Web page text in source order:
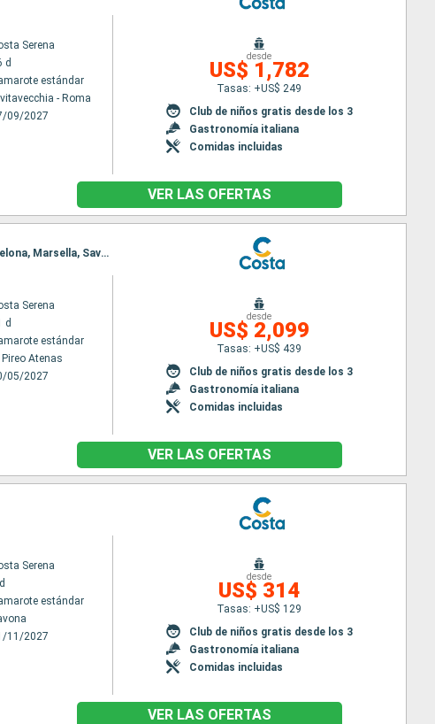
Serena
d
estándar
- Roma
09/2027
desde
US$ 1,782
Tasas: +US$ 249
Club de niños gratis desde los 3
Gastronomía italiana
Comidas incluidas
VER LAS OFERTAS
Itinerario : El Pireo Atenas, Santoríni, Mykonos, La Valetta, Ibiza, Palma de Mallorca, Barcelona, Marsella, Savona, Civitavecchia - Roma, Nápoles, Cagliari, Palermo, La Valetta, Catania, Tarente, Argostoli, Mykonos, El Pireo Atenas
Serena
d
estándar
Pireo Atenas
05/2027
desde
US$ 2,099
Tasas: +US$ 439
Club de niños gratis desde los 3
Gastronomía italiana
Comidas incluidas
VER LAS OFERTAS
Serena
estándar
11/2027
desde
US$ 314
Tasas: +US$ 129
Club de niños gratis desde los 3
Gastronomía italiana
Comidas incluidas
VER LAS OFERTAS